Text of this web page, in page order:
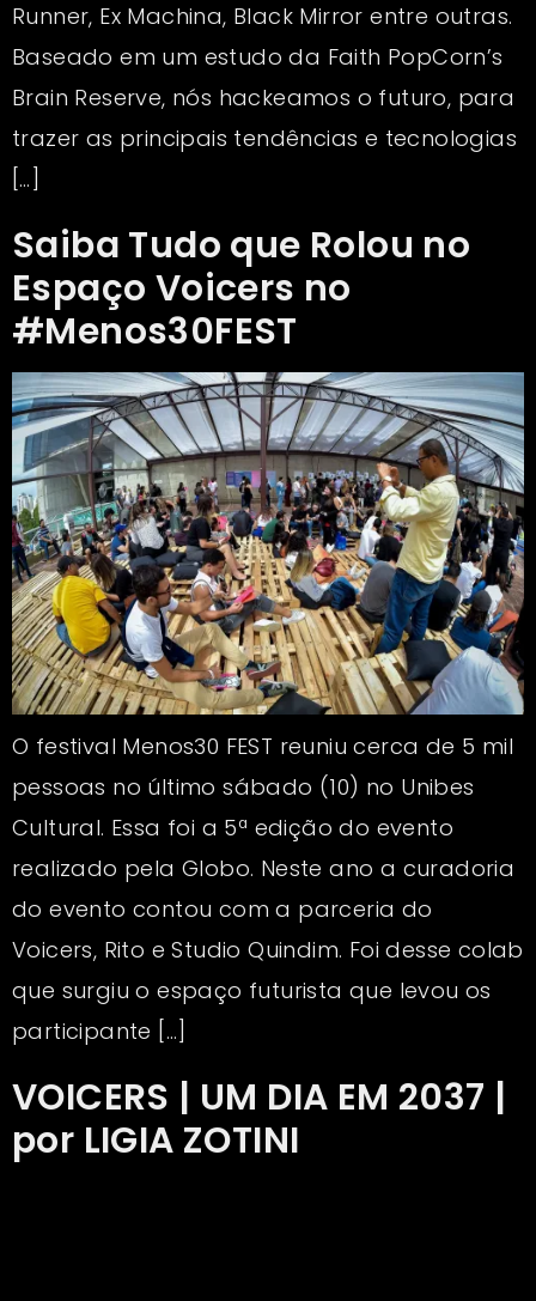
Runner, Ex Machina, Black Mirror entre outras.
Baseado em um estudo da Faith PopCorn’s
Brain Reserve, nós hackeamos o futuro, para
trazer as principais tendências e tecnologias
[…]
Saiba Tudo que Rolou no
Espaço Voicers no
#Menos30FEST
O festival Menos30 FEST reuniu cerca de 5 mil
pessoas no último sábado (10) no Unibes
Cultural. Essa foi a 5ª edição do evento
realizado pela Globo. Neste ano a curadoria
do evento contou com a parceria do
Voicers, Rito e Studio Quindim. Foi desse colab
que surgiu o espaço futurista que levou os
participante […]
VOICERS | UM DIA EM 2037 |
por LIGIA ZOTINI